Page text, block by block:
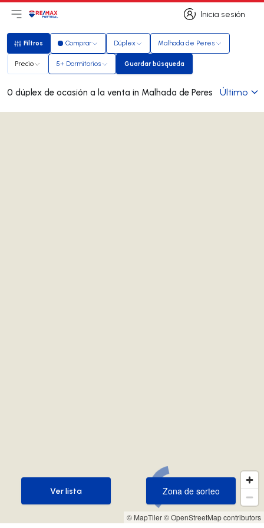
Inicia sesión
Inicia sesión
Abrir el menú principal
Logotipo
Filtros
Filtros Comprar Dúplex Malhada de Peres
Precio 5+ Dormitorios Guardar búsqueda
Guardar búsqueda
0 dúplex de ocasión a la venta in Malhada de Peres Último
© MapTiler© OpenStreetMap contributors
Zona de sorteo
Zona de sorteo
Ver lista
Ver lista